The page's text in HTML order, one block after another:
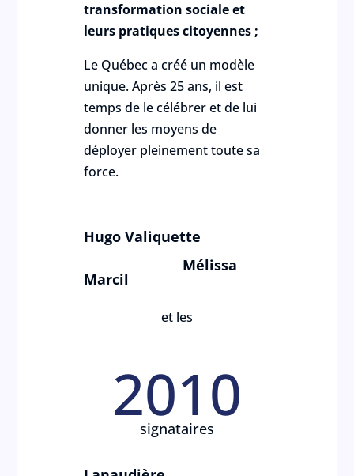
transformation sociale et
leurs pratiques citoyennes ;
Le Québec a créé un modèle
unique. Après 25 ans, il est
temps de le célébrer et de lui
donner les moyens de
déployer pleinement toute sa
force.
Hugo Valiquette
Mélissa
Marcil
et les
2010
signataires